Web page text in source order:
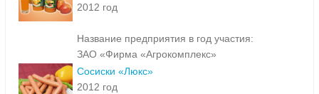
2012 год
Название предприятия в год участия:
ЗАО «Фирма «Агрокомплекс»
Сосиски «Люкс»
2012 год